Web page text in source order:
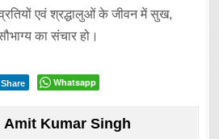
एवं श्रद्धालुओं के जीवन में सुख,
का संचार हो।
Share Whatsapp
Amit Kumar Singh